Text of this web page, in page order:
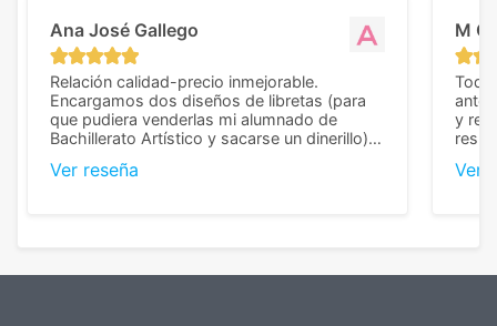
Ana José Gallego
Relación calidad-precio inmejorable.
Encargamos dos diseños de libretas (para
que pudiera venderlas mi alumnado de
Bachillerato Artístico y sacarse un dinerillo) y
diferencia, con libretas de muy buena calidad
Ver reseña
M C
Todo
y
Ver